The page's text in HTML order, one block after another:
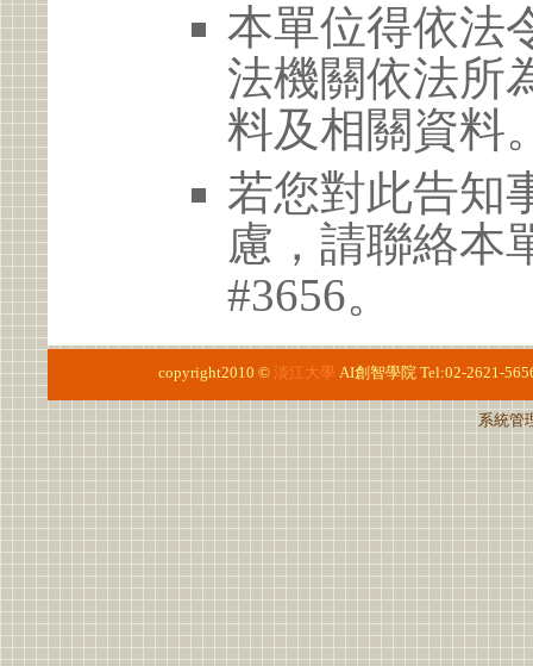
本單位得依法
法機關依法所
料及相關資料
若您對此告知
慮，請聯絡本
#3656。
copyright2010 © 淡江大學 AI創智學院 Tel:02-2621-
系統管